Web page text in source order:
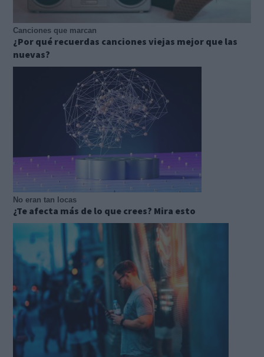
Canciones que marcan
¿Por qué recuerdas canciones viejas mejor que las
nuevas?
No eran tan locas
¿Te afecta más de lo que crees? Mira esto